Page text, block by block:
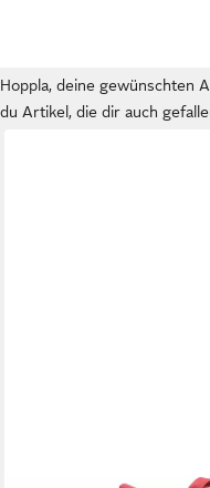
Hoppla, deine gewünschten
du Artikel, die dir auch